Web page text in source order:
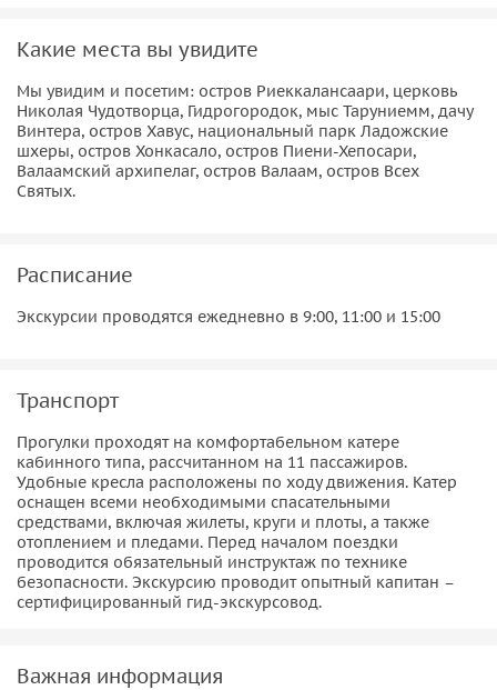
обратно через Пиени-Хепосари, и наоборот, смотря, какая
волна и по желанию группы.
• Далее, по открытой Ладоге до Валаамского архипелага.
Прибываем к«Бухте монастырская»и находимся на
острове 3 часа. За это время можно успеть посетить
Паломнической службе, таким образом можно
• На обратном пути мы подходим к острову Всех святых,
парк Ладожские шхеры, посещая секретные места и
потаенные уголки, высаживаемся, наслаждаемся видами,
снимаем фото и видео.
Вся поездка занимает у нас 6 ч. На протяжении всей
экскурсионной водной прогулки мы можем
останавливаться (по запросу, если не на рейде) и выходить
на переднюю или заднюю палубу любоваться красотами
Ладоги, фотографировать и снимать видео.
Какие места вы увидите
Мы увидим и посетим: остров Риеккалансаари, церковь
Николая Чудотворца, Гидрогородок, мыс Таруниемм, дачу
Винтера, остров Хавус, национальный парк Ладожские
шхеры, остров Хонкасало, остров Пиени-Хепосари,
Валаамский архипелаг, остров Валаам, остров Всех
Святых.
Расписание
Экскурсии проводятся ежедневно в 9:00, 11:00 и 15:00
Транспорт
Прогулки проходят на комфортабельном катере
кабинного типа, рассчитанном на 11 пассажиров.
Удобные кресла расположены по ходу движения. Катер
оснащен всеми необходимыми спасательными
средствами, включая жилеты, круги и плоты, а также
отоплением и пледами. Перед началом поездки
проводится обязательный инструктаж по технике
безопасности. Экскурсию проводит опытный капитан –
сертифицированный гид-экскурсовод.
Важная информация